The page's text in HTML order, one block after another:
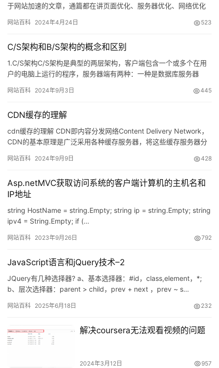
于网站加速的文章，通篇都在讲页面优化、服务器优化、网络优化
网站百科 2024年4月24日 523
C/S架构和B/S架构的概念和区别
1.C/S架构C/S架构是典型的两层架构，客户端包含一个或多个在用
户的电脑上运行的程序，服务器端有两种：一种是数据库服务器
网站百科 2024年9月3日 445
CDN缓存的理解
cdn缓存的理解 CDN即内容分发网络Content Delivery Network，
CDN的基本原理是广泛采用各种缓存服务器，将这些缓存服务器分
网站百科 2024年9月9日 428
Asp.netMVC获取访问系统的客户端计算机的主机名和
IP地址
string HostName = string.Empty; string ip = string.Empty; string
ipv4 = String.Empty; if (…
网站百科 2023年9月26日 792
JavaScript语言和jQuery技术–2
JQuery有几种选择器? a、基本选择器：#id，class,element，*;
b、层次选择器：parent > child，prev + next ，prev ~ s…
网站百科 2025年6月18日 232
解决coursera无法观看视频的问题
2024年3月12日 957